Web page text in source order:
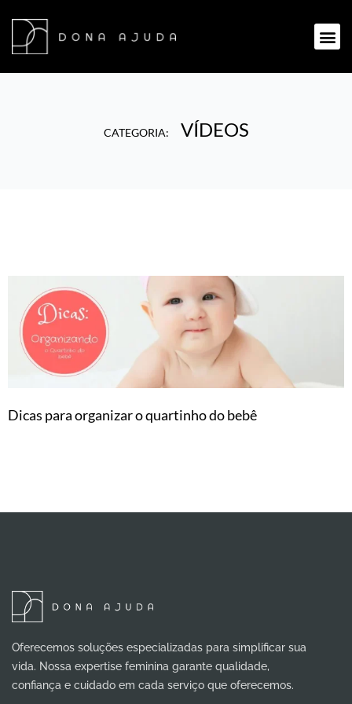
CATEGORIA: VÍDEOS
Dicas para organizar o quartinho do bebê
Oferecemos soluções especializadas para simplificar sua
vida. Nossa expertise feminina garante qualidade,
confiança e cuidado em cada serviço que oferecemos.